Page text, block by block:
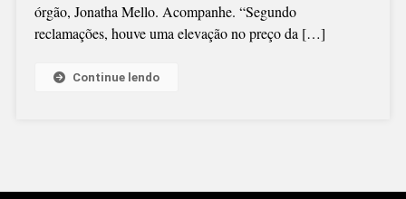
AFIRMA
órgão, Jonatha Mello. Acompanhe. “Segundo
reclamações, houve uma elevação no preço da […]
Continue lendo